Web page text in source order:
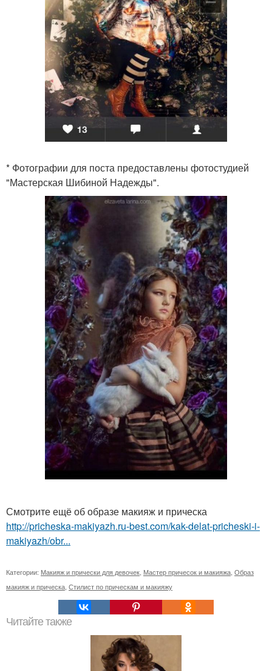
* Фотографии для поста предоставлены фотостудией
"Мастерская Шибиной Надежды".
Смотрите ещё об образе макияж и прическа
http://pricheska-makiyazh.ru-best.com/kak-delat-pricheski-i-
makiyazh/obr...
Категории: Макияж и прически для девочек Мастер причесок и макияжа Образ
макияж и прическа Стилист по прическам и макияжу
Читайте также